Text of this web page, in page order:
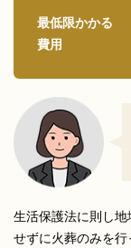
最低限かかる
費用
生活保護法に則し
せずに火葬のみを